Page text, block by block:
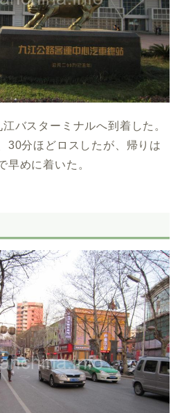
バスターミナルへ到着した。
30分ほどロスしたが、帰りは
早めに着いた。